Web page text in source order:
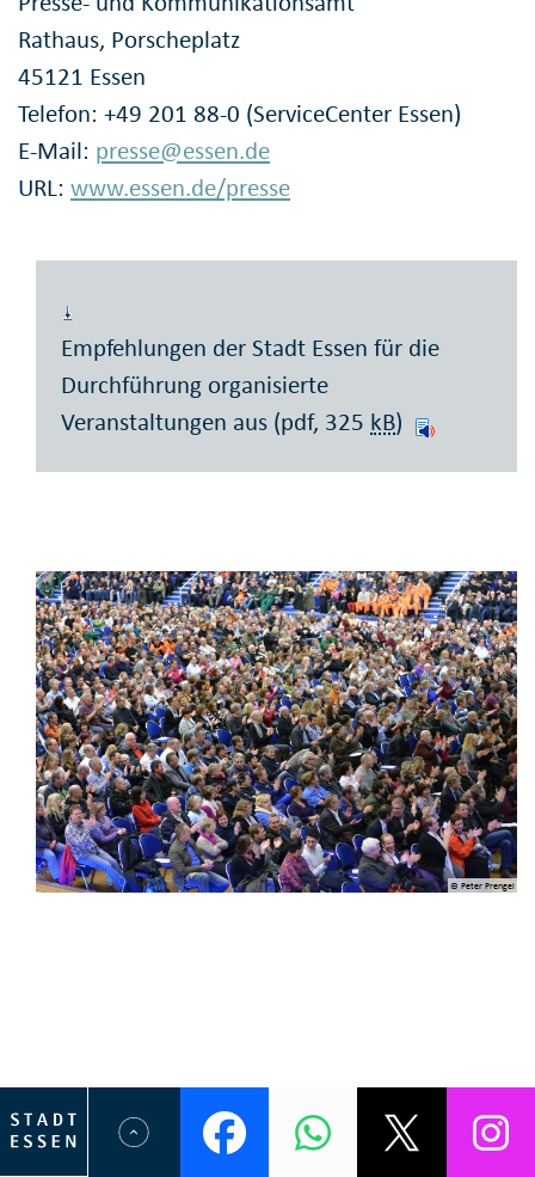
Rathaus, Porscheplatz
45121 Essen
Telefon: +49 201 88-0 (ServiceCenter Essen)
E-Mail: presse@essen.de
URL: www.essen.de/presse
Empfehlungen der Stadt Essen für die
Durchführung organisierte
Veranstaltungen aus (pdf, 325 kB)
© Peter Prengel